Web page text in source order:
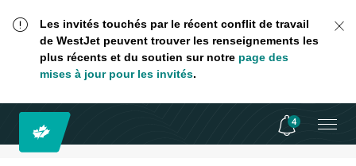
Les invités touchés par le récent conflit de travail
de WestJet peuvent trouver les renseignements les
plus récents et du soutien sur notre page des
mises à jour pour les invités.
4